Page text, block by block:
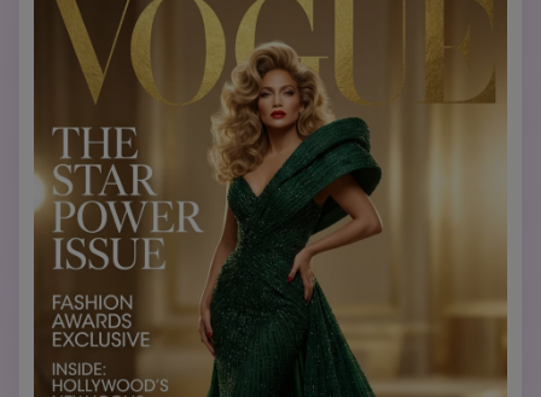
enfatizza la struttura ossea e l'equilibrio, che ricorda il
ritratto di Richard Avedon.